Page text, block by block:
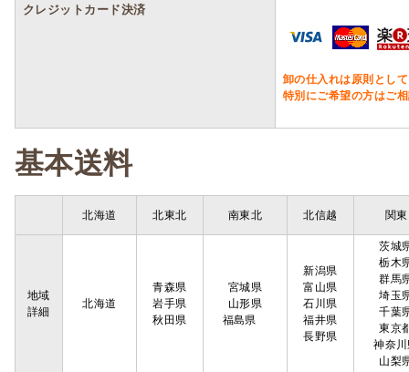
クレジットカード決済
卸の仕入れは原則とし
特別にご希望の方はご
基本送料
北海道 北東北 南東北 北信越 関東
地域
詳細
北海道
青森県
岩手県
秋田県
宮城県
山形県
福島県
新潟県
富山県
石川県
福井県
長野県
茨城
栃木
群馬
埼玉
千葉
東京
神奈
山梨